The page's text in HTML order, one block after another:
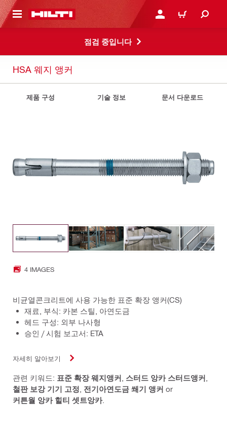
으로 건너뛰기 로그인 또는 회원가입
장바구니
점검 중입니다
HSA 웨지 앵커
제품 구성 기술 정보 문서 다운로드
4 IMAGES
비균열콘크리트에 사용 가능한 표준 확장 앵커(CS)
재료, 부식: 카본 스틸, 아연도금
헤드 구성: 외부 나사형
승인 / 시험 보고서: ETA
자세히 알아보기
관련 키워드: 표준 확장 웨지앵커 스터드 앙카 스터드앵커
철판 보강 기기 고정 전기아연도금 쐐기 앵커 or
커튼월 앙카 힐티 셋트앙카.